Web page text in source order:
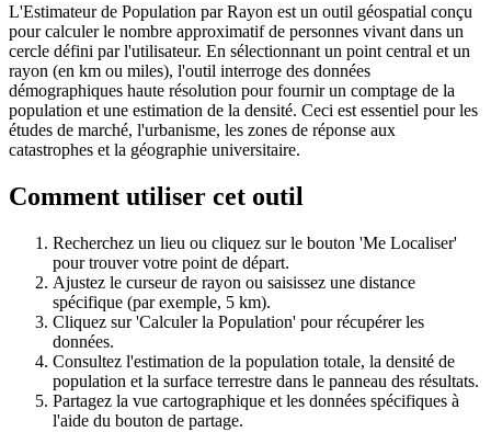
L'Estimateur de Population par Rayon est un outil géospatial conçu
pour calculer le nombre approximatif de personnes vivant dans un
cercle défini par l'utilisateur. En sélectionnant un point central et un
rayon (en km ou miles), l'outil interroge des données
démographiques haute résolution pour fournir un comptage de la
population et une estimation de la densité. Ceci est essentiel pour les
études de marché, l'urbanisme, les zones de réponse aux
catastrophes et la géographie universitaire.
Comment utiliser cet outil
Recherchez un lieu ou cliquez sur le bouton 'Me Localiser'
pour trouver votre point de départ.
Ajustez le curseur de rayon ou saisissez une distance
spécifique (par exemple, 5 km).
Cliquez sur 'Calculer la Population' pour récupérer les
données.
Consultez l'estimation de la population totale, la densité de
population et la surface terrestre dans le panneau des résultats.
Partagez la vue cartographique et les données spécifiques à
l'aide du bouton de partage.